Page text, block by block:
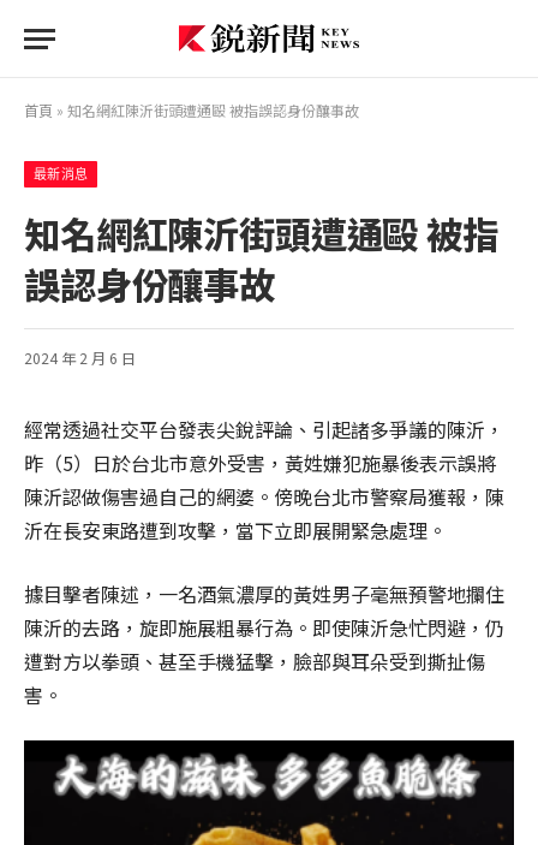
首頁 » 知名網紅陳沂街頭遭通毆 被指誤認身份釀事故
最新消息
知名網紅陳沂街頭遭通毆 被指
誤認身份釀事故
2024 年 2 月 6 日
經常透過社交平台發表尖銳評論、引起諸多爭議的陳沂，
昨（5）日於台北市意外受害，黃姓嫌犯施暴後表示誤將
陳沂認做傷害過自己的網婆。傍晚台北市警察局獲報，陳
沂在長安東路遭到攻擊，當下立即展開緊急處理。
據目擊者陳述，一名酒氣濃厚的黃姓男子毫無預警地攔住
陳沂的去路，旋即施展粗暴行為。即使陳沂急忙閃避，仍
遭對方以拳頭、甚至手機猛擊，臉部與耳朵受到撕扯傷
害。